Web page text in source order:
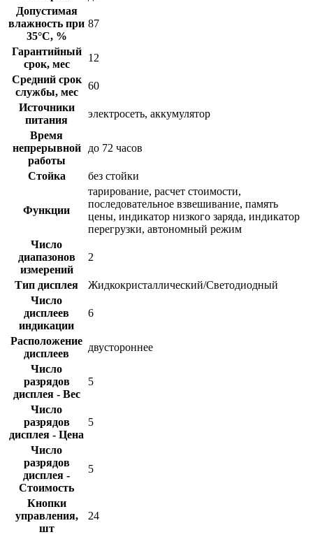
Допустимая
влажность при
35°С, %
87
Гарантийный
срок, мес
12
Средний срок
службы, мес
60
Источники
питания
электросеть, аккумулятор
Время
непрерывной
работы
до 72 часов
Стойка без стойки
Функции
тарирование, расчет стоимости,
последовательное взвешивание, память
цены, индикатор низкого заряда, индикатор
перегрузки, автономный режим
Число
диапазонов
измерений
2
Тип дисплея
Жидкокристаллический/Светодиодный
Число
дисплеев
индикации
6
Расположение
дисплеев
двустороннее
Число
разрядов
дисплея - Вес
5
Число
разрядов
дисплея - Цена
5
Число
разрядов
дисплея -
Стоимость
5
Кнопки
управления,
шт
24